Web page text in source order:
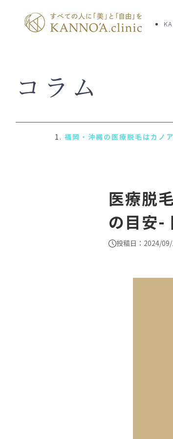
KANNO’A.clinicとは
コラム
医療脱
の目安-
投稿日：2024/